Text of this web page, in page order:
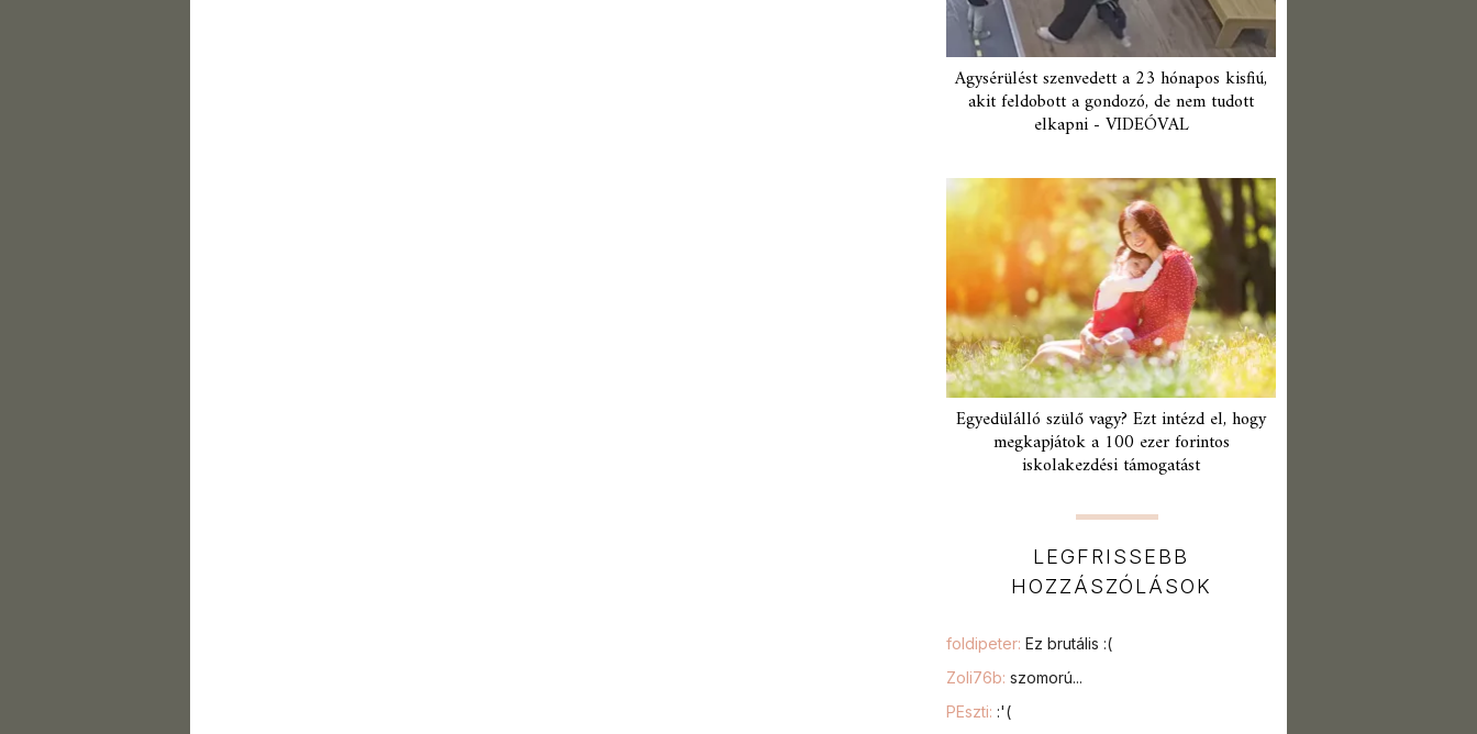
Agysérülést szenvedett a 23 hónapos kisfiú,
akit feldobott a gondozó, de nem tudott
elkapni - VIDEÓVAL
Egyedülálló szülő vagy? Ezt intézd el, hogy
megkapjátok a 100 ezer forintos
iskolakezdési támogatást
LEGFRISSEBB
HOZZÁSZÓLÁSOK
foldipeter: Ez brutális :(
Zoli76b: szomorú...
PEszti: :'(